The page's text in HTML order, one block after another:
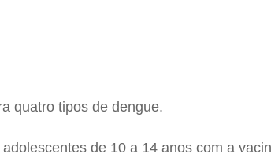
quatro tipos de dengue.
de 10 a 14 anos com a